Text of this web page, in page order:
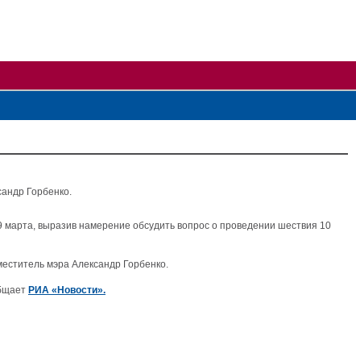
Горбенко.
выразив намерение обсудить вопрос о проведении шествия 10
мэра Александр Горбенко.
РИА «Новости».